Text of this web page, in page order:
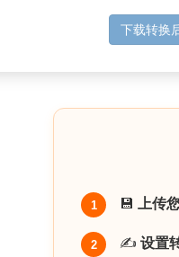
下载转换
1 💾 上传
2 ✍️ 设置